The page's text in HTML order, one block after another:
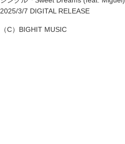
2025/3/7 DIGITAL RELEASE
（C）BIGHIT MUSIC